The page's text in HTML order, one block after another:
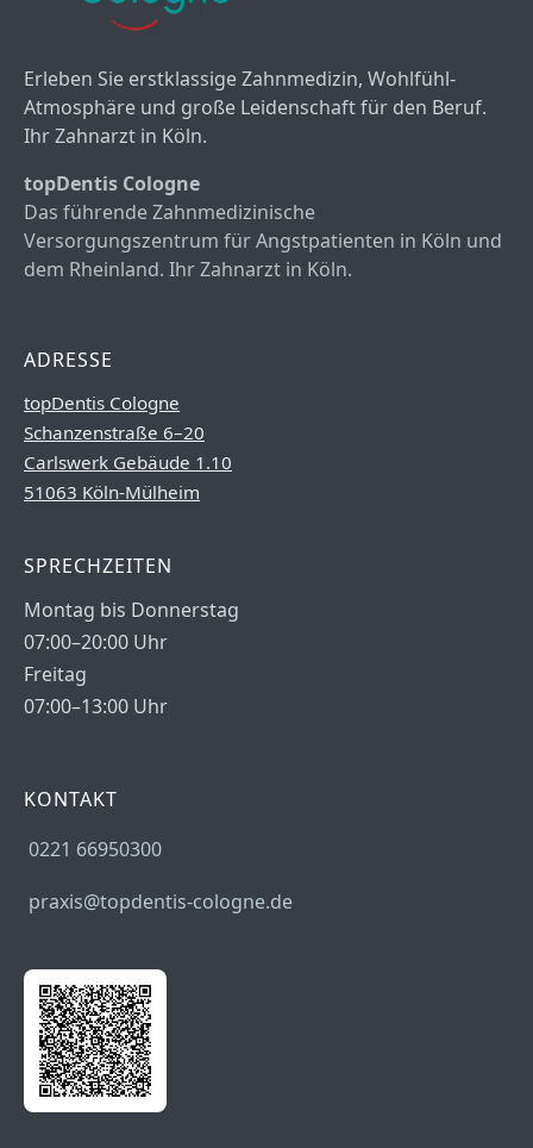
Erleben Sie erstklassige Zahnmedizin, Wohlfühl-
Atmosphäre und große Leidenschaft für den Beruf.
Ihr Zahnarzt in Köln.
topDentis Cologne
Das führende Zahnmedizinische
Versorgungszentrum für Angstpatienten in Köln und
dem Rheinland. Ihr Zahnarzt in Köln.
ADRESSE
topDentis Cologne
Schanzenstraße 6–20
Carlswerk Gebäude 1.10
51063 Köln-Mülheim
SPRECHZEITEN
Montag bis Donnerstag
07:00–20:00 Uhr
Freitag
07:00–13:00 Uhr
KONTAKT
0221 66950300
praxis@topdentis-cologne.de